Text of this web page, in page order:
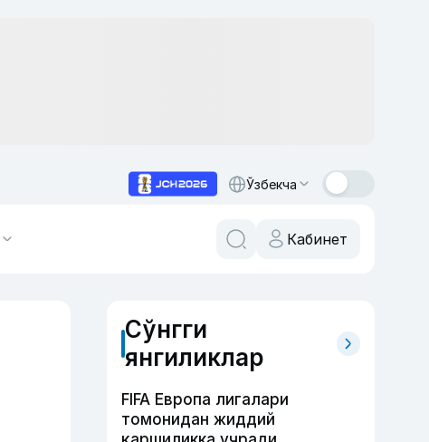
Ўзбекча
Кабинет
Сўнгги
янгиликлар
FIFA Европа лигалари
томонидан жиддий